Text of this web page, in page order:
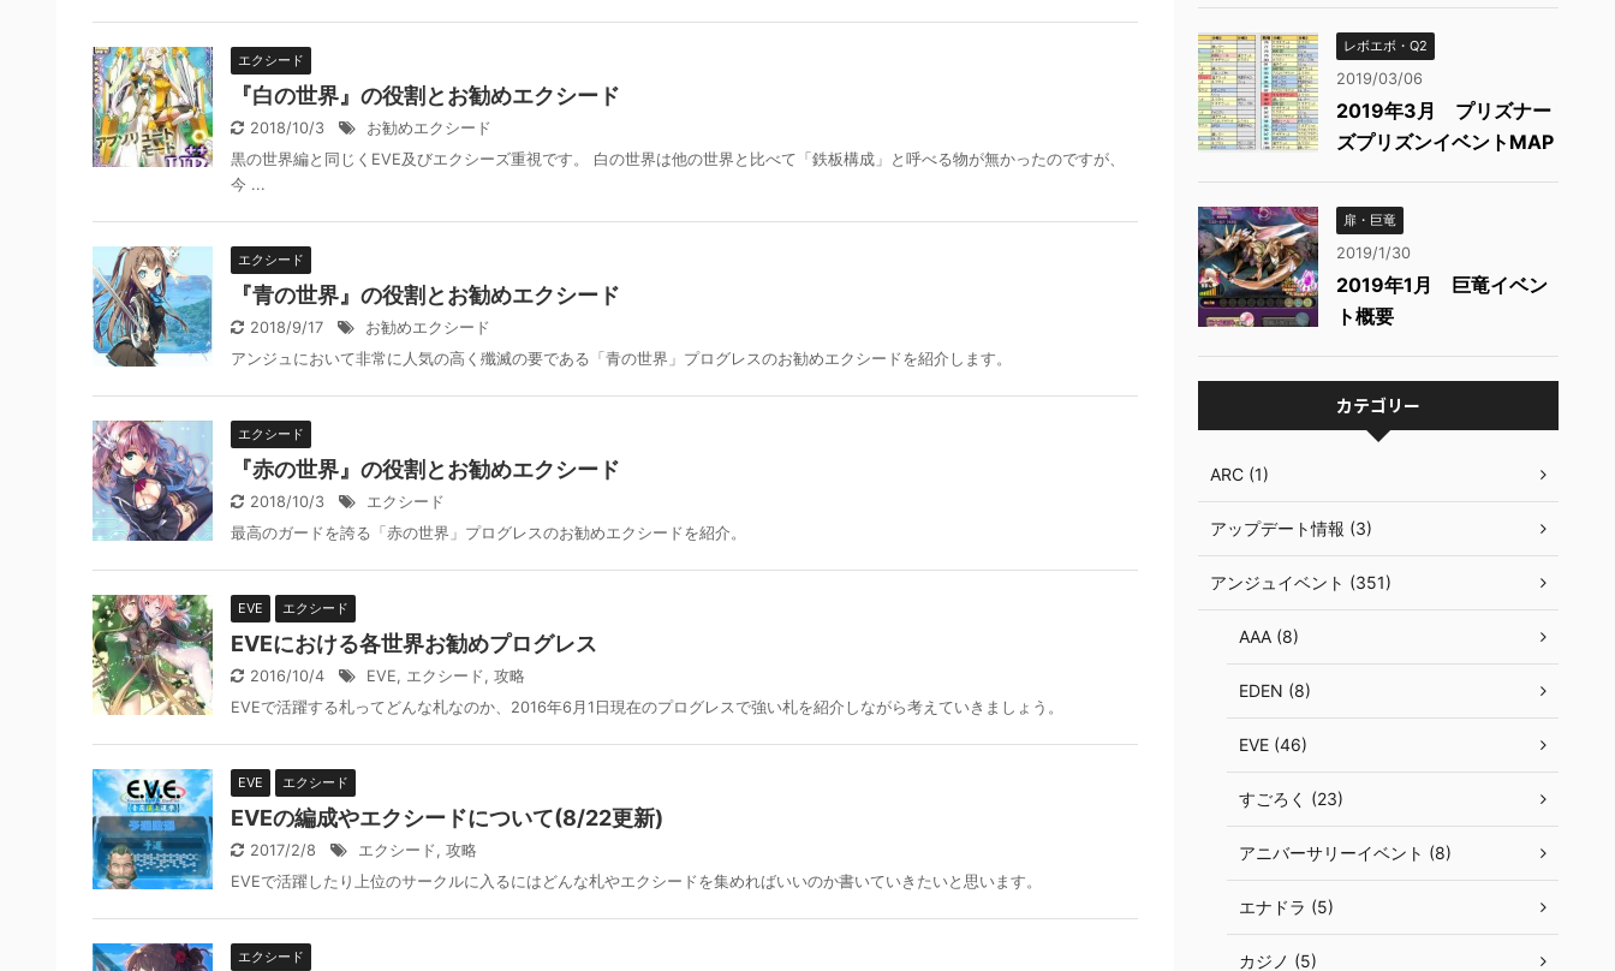
エクシード
『白の世界』の役割とお勧めエクシード
2018/10/3
お勧めエクシード
黒の世界編と同じくEVE及びエクシーズ重視です。 白の世界は他の世界と比べて「鉄板構成」と呼べる物が無かったのですが、
今 ...
エクシード
『青の世界』の役割とお勧めエクシード
2018/9/17
お勧めエクシード
アンジュにおいて非常に人気の高く殲滅の要である「青の世界」プログレスのお勧めエクシードを紹介します。
エクシード
『赤の世界』の役割とお勧めエクシード
2018/10/3
エクシード
最高のガードを誇る「赤の世界」プログレスのお勧めエクシードを紹介。
EVE エクシード
EVEにおける各世界お勧めプログレス
2016/10/4 EVE, エクシード, 攻略
EVEで活躍する札ってどんな札なのか、2016年6月1日現在のプログレスで強い札を紹介しながら考えていきましょう。
EVE エクシード
EVEの編成やエクシードについて(8/22更新)
2017/2/8 エクシード, 攻略
EVEで活躍したり上位のサークルに入るにはどんな札やエクシードを集めればいいのか書いていきたいと思います。
エクシード
レボエボ・Q2
2019/03/06
2019年3月 プリズナー
ズプリズンイベントMAP
扉・巨竜
2019/1/30
2019年1月 巨竜イベン
ト概要
カテゴリー
ARC (1)
アップデート情報 (3)
アンジュイベント (351)
AAA (8)
EDEN (8)
EVE (46)
すごろく (23)
アニバーサリーイベント (8)
エナドラ (5)
カジノ (5)